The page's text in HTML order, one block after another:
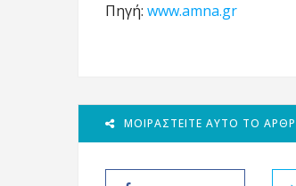
Πηγή: www.amna.gr
ΜΟΙΡΑΣΤΕΊΤΕ ΑΥΤΌ ΤΟ